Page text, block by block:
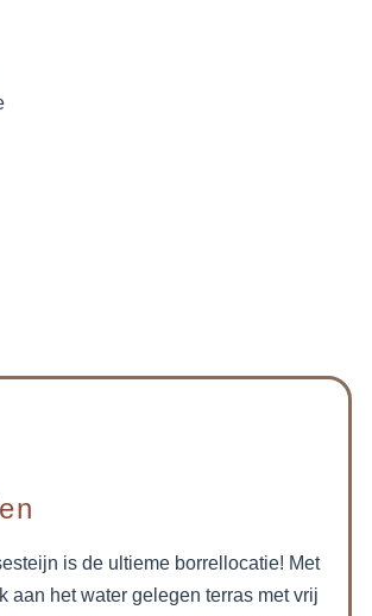
is de ultieme borrellocatie! Met
aan het water gelegen terras met vrij